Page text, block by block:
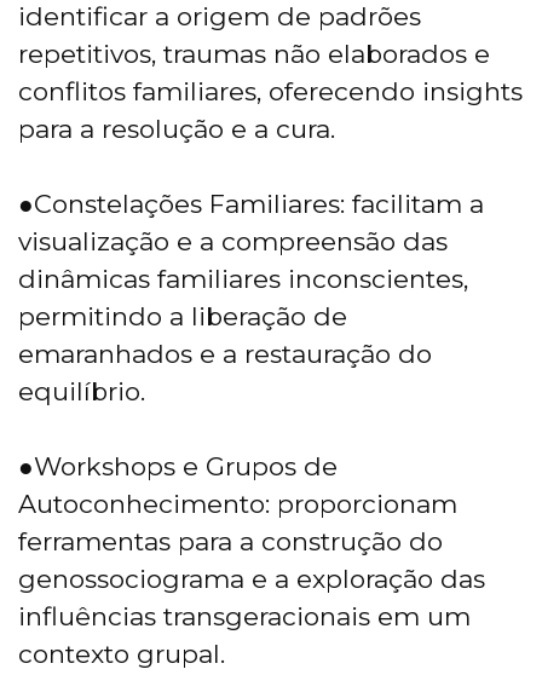
identificar a origem de padrões
repetitivos, traumas não elaborados e
conflitos familiares, oferecendo insights
para a resolução e a cura.
●Constelações Familiares: facilitam a
visualização e a compreensão das
dinâmicas familiares inconscientes,
permitindo a liberação de
emaranhados e a restauração do
equilíbrio.
●Workshops e Grupos de
Autoconhecimento: proporcionam
ferramentas para a construção do
genossociograma e a exploração das
influências transgeracionais em um
contexto grupal.